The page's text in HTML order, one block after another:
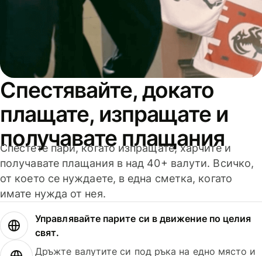
Спестявайте, докато
плащате, изпращате и
получавате плащания
Спестете пари, когато изпращате, харчите и
получавате плащания в над 40+ валути. Всичко,
от което се нуждаете, в една сметка, когато
имате нужда от нея.
Управлявайте парите си в движение по целия
свят.
Дръжте валутите си под ръка на едно място и